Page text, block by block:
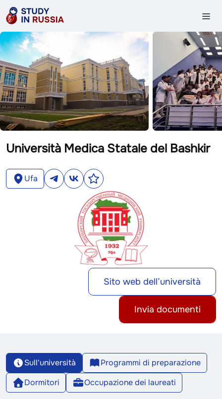
Università Medica Statale del Bashkir
Ufa
Sito web dell’università
Invia documenti
Sull'università
Programmi di preparazione
Dormitori
Occupazione dei laureati